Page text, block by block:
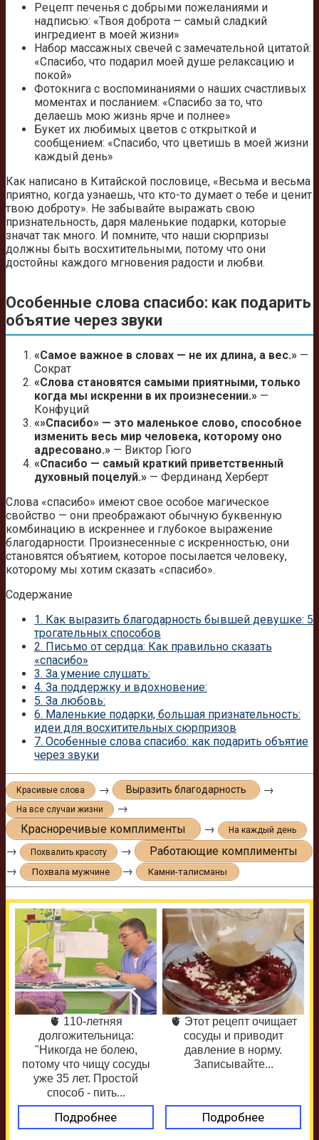
Рецепт печенья с добрыми пожеланиями и
надписью: «Твоя доброта — самый сладкий
ингредиент в моей жизни»
Набор массажных свечей с замечательной цитатой:
«Спасибо, что подарил моей душе релаксацию и
покой»
Фотокнига с воспоминаниями о наших счастливых
моментах и посланием: «Спасибо за то, что
делаешь мою жизнь ярче и полнее»
Букет их любимых цветов с открыткой и
сообщением: «Спасибо, что цветишь в моей жизни
каждый день»
Как написано в Китайской пословице, «Весьма и весьма
приятно, когда узнаешь, что кто-то думает о тебе и ценит
твою доброту». Не забывайте выражать свою
признательность, даря маленькие подарки, которые
значат так много. И помните, что наши сюрпризы
должны быть восхитительными, потому что они
достойны каждого мгновения радости и любви.
Особенные слова спасибо: как подарить
объятие через звуки
«Самое важное в словах — не их длина, а вес.» —
Сократ
«Слова становятся самыми приятными, только
когда мы искренни в их произнесении.» —
Конфуций
«»Спасибо» — это маленькое слово, способное
изменить весь мир человека, которому оно
адресовано.» — Виктор Гюго
«Спасибо — самый краткий приветственный
духовный поцелуй.» — Фердинанд Херберт
Слова «спасибо» имеют свое особое магическое
свойство — они преображают обычную буквенную
комбинацию в искреннее и глубокое выражение
благодарности. Произнесенные с искренностью, они
становятся объятием, которое посылается человеку,
которому мы хотим сказать «спасибо».
Содержание
1. Как выразить благодарность бывшей девушке: 5
трогательных способов
2. Письмо от сердца: Как правильно сказать
«спасибо»
3. За умение слушать:
4. За поддержку и вдохновение:
5. За любовь:
6. Маленькие подарки, большая признательность:
идеи для восхитительных сюрпризов
7. Особенные слова спасибо: как подарить объятие
через звуки
Красивые слова → Выразить благодарность →
На все случаи жизни
→
Красноречивые комплименты
→ На каждый день
→ Похвалить красоту →
Работающие комплименты
→
Похвала мужчине → Камни-талисманы
🫀 110-летняя
долгожительница:
"Никогда не болею,
потому что чищу сосуды
уже 35 лет. Простой
способ - пить...
Подробнее
🫀 Этот рецепт очищает
сосуды и приводит
давление в норму.
Записывайте...
Подробнее